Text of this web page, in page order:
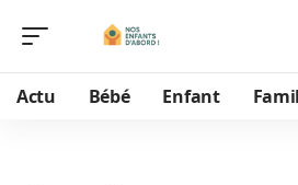
Actu Bébé Enfant